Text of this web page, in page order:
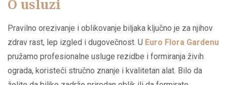
O usluzi
Pravilno orezivanje i oblikovanje biljaka ključno je za njihov
zdrav rast, lep izgled i dugovečnost. U Euro Flora Gardenu
pružamo profesionalne usluge rezidbe i formiranja živih
ograda, koristeći stručno znanje i kvalitetan alat. Bilo da